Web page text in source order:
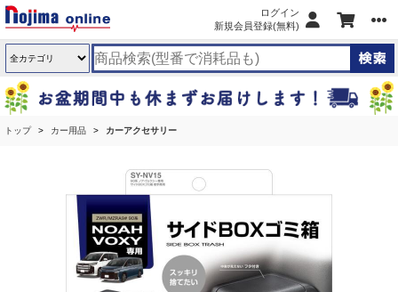
ログイン
新規会員登録(無料)
トップ カー用品 カーアクセサリー